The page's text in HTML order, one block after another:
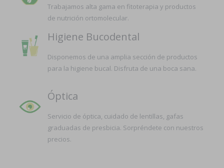
Trabajamos alta gama en fitoterapia y productos
de nutrición ortomolecular.
Higiene Bucodental
Disponemos de una amplia sección de productos
para la higiene bucal. Disfruta de una boca sana.
Óptica
Servicio de óptica, cuidado de lentillas, gafas
graduadas de presbicia. Sorpréndete con nuestros
precios.